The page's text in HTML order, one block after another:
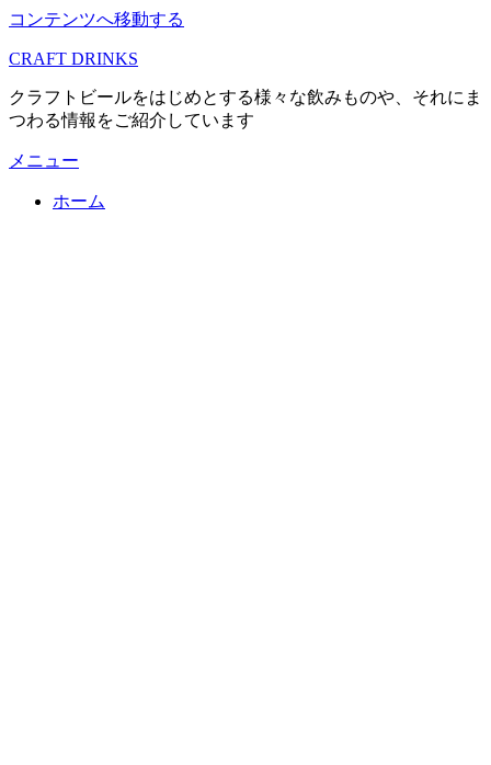
コンテンツへ移動する
CRAFT DRINKS
クラフトビールをはじめとする様々な飲みものや、それにま
つわる情報をご紹介しています
メニュー
ホーム